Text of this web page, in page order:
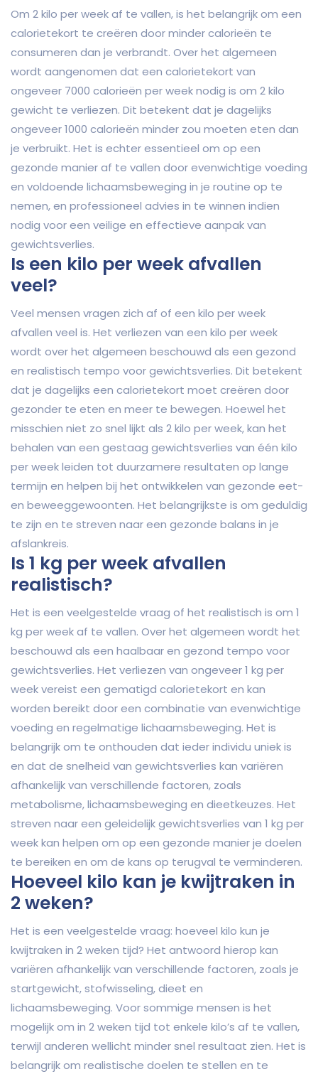
Om 2 kilo per week af te vallen, is het belangrijk om een
calorietekort te creëren door minder calorieën te
consumeren dan je verbrandt. Over het algemeen
wordt aangenomen dat een calorietekort van
ongeveer 7000 calorieën per week nodig is om 2 kilo
gewicht te verliezen. Dit betekent dat je dagelijks
ongeveer 1000 calorieën minder zou moeten eten dan
je verbruikt. Het is echter essentieel om op een
gezonde manier af te vallen door evenwichtige voeding
en voldoende lichaamsbeweging in je routine op te
nemen, en professioneel advies in te winnen indien
nodig voor een veilige en effectieve aanpak van
gewichtsverlies.
Is een kilo per week afvallen
veel?
Veel mensen vragen zich af of een kilo per week
afvallen veel is. Het verliezen van een kilo per week
wordt over het algemeen beschouwd als een gezond
en realistisch tempo voor gewichtsverlies. Dit betekent
dat je dagelijks een calorietekort moet creëren door
gezonder te eten en meer te bewegen. Hoewel het
misschien niet zo snel lijkt als 2 kilo per week, kan het
behalen van een gestaag gewichtsverlies van één kilo
per week leiden tot duurzamere resultaten op lange
termijn en helpen bij het ontwikkelen van gezonde eet-
en beweeggewoonten. Het belangrijkste is om geduldig
te zijn en te streven naar een gezonde balans in je
afslankreis.
Is 1 kg per week afvallen
realistisch?
Het is een veelgestelde vraag of het realistisch is om 1
kg per week af te vallen. Over het algemeen wordt het
beschouwd als een haalbaar en gezond tempo voor
gewichtsverlies. Het verliezen van ongeveer 1 kg per
week vereist een gematigd calorietekort en kan
worden bereikt door een combinatie van evenwichtige
voeding en regelmatige lichaamsbeweging. Het is
belangrijk om te onthouden dat ieder individu uniek is
en dat de snelheid van gewichtsverlies kan variëren
afhankelijk van verschillende factoren, zoals
metabolisme, lichaamsbeweging en dieetkeuzes. Het
streven naar een geleidelijk gewichtsverlies van 1 kg per
week kan helpen om op een gezonde manier je doelen
te bereiken en om de kans op terugval te verminderen.
Hoeveel kilo kan je kwijtraken in
2 weken?
Het is een veelgestelde vraag: hoeveel kilo kun je
kwijtraken in 2 weken tijd? Het antwoord hierop kan
variëren afhankelijk van verschillende factoren, zoals je
startgewicht, stofwisseling, dieet en
lichaamsbeweging. Voor sommige mensen is het
mogelijk om in 2 weken tijd tot enkele kilo’s af te vallen,
terwijl anderen wellicht minder snel resultaat zien. Het is
belangrijk om realistische doelen te stellen en te